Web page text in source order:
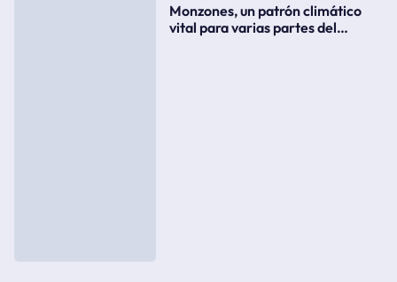
Monzones, un patrón climático
vital para varias partes del